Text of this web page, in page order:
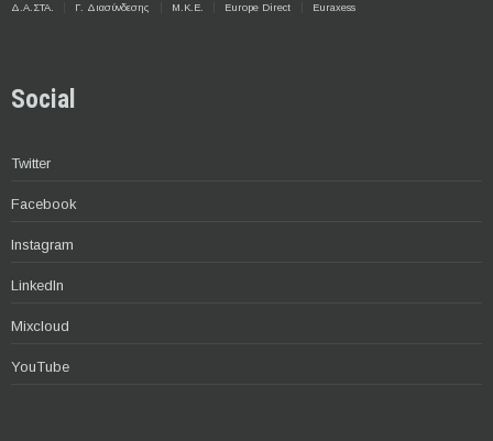
Δ.Α.ΣΤΑ. Γ. Διασύνδεσης Μ.Κ.Ε. Europe Direct Euraxess
Social
Twitter
Facebook
Instagram
LinkedIn
Mixcloud
YouTube